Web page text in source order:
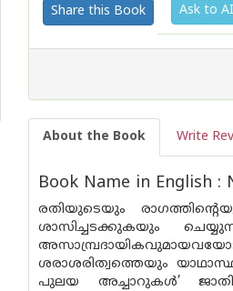
Share this Book Ask to
About the Book Write
Book Name in English :
രതിയുടെയും
ശാസിച്ചടക്കുകയും
ശരാശരിത്വത്തെയും
പുലയ അച്ചാറുകൾ’